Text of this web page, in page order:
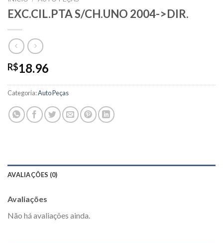
EXC.CIL.PTA S/CH.UNO 2004->DIR.
R$18.96
Categoria:Auto Peças
AVALIAÇÕES (0)
Avaliações
Não há avaliações ainda.